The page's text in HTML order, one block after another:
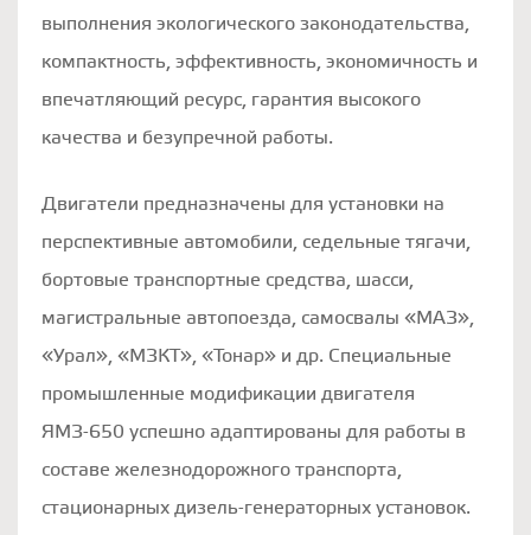
выполнения экологического законодательства,
компактность, эффективность, экономичность и
впечатляющий ресурс, гарантия высокого
качества и безупречной работы.
Двигатели предназначены для установки на
перспективные автомобили, седельные тягачи,
бортовые транспортные средства, шасси,
магистральные автопоезда, самосвалы «МАЗ»,
«Урал», «МЗКТ», «Тонар» и др. Специальные
промышленные модификации двигателя
ЯМЗ-650 успешно адаптированы для работы в
составе железнодорожного транспорта,
стационарных дизель-генераторных установок.